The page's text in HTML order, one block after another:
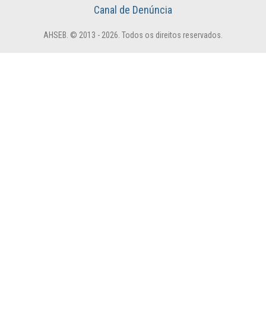
Canal de Denúncia
AHSEB. © 2013 - 2026. Todos os direitos reservados.